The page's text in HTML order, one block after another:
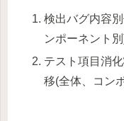
検出バグ内容
ンポーネント
テスト項目消
移(全体、コン